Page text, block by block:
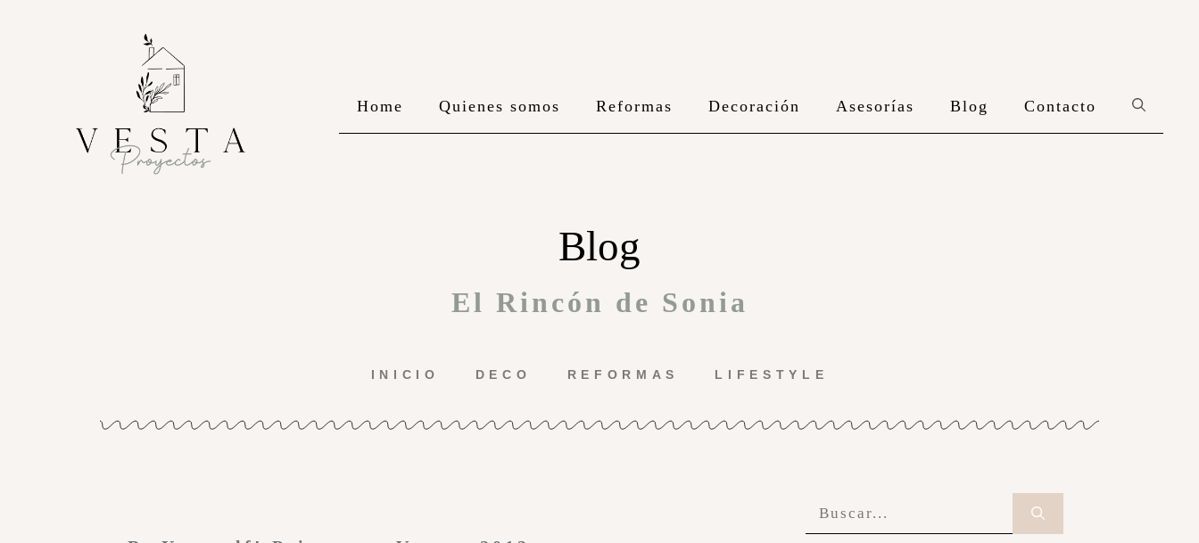
Home Quienes somos Reformas Decoración Asesorías Blog Contacto
Blog
El Rincón de Sonia
INICIO DECO REFORMAS LIFESTYLE